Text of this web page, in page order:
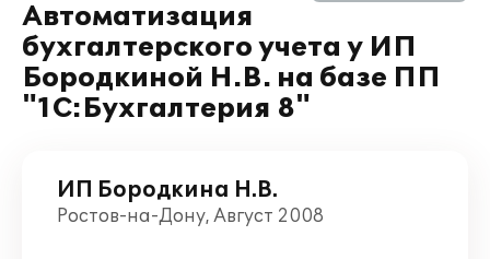
Автоматизация
бухгалтерского учета у ИП
Бородкиной Н.В. на базе ПП
"1С:Бухгалтерия 8"
ИП Бородкина Н.В.
Ростов-на-Дону, Август 2008